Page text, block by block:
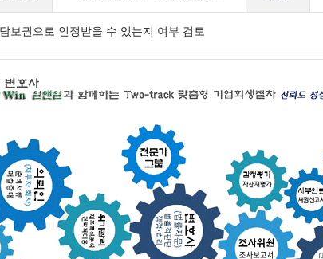
보권으로 인정받을 수 있는지 여부 검토